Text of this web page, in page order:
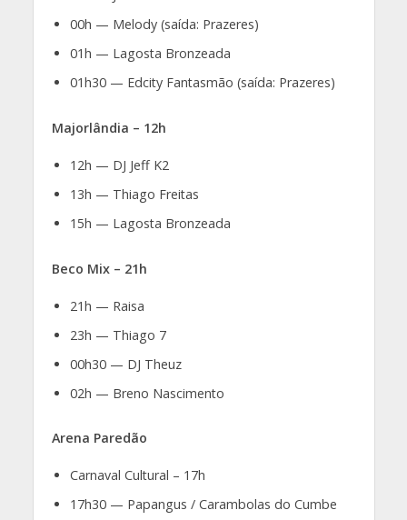
00h — Melody (saída: Prazeres)
01h — Lagosta Bronzeada
01h30 — Edcity Fantasmão (saída: Prazeres)
Majorlândia – 12h
12h — DJ Jeff K2
13h — Thiago Freitas
15h — Lagosta Bronzeada
Beco Mix – 21h
21h — Raisa
23h — Thiago 7
00h30 — DJ Theuz
02h — Breno Nascimento
Arena Paredão
Carnaval Cultural – 17h
17h30 — Papangus / Carambolas do Cumbe